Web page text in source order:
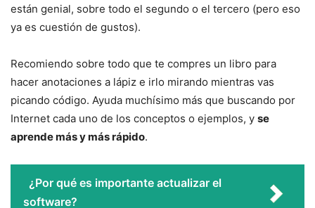
están genial, sobre todo el segundo o el tercero (pero eso
ya es cuestión de gustos).
Recomiendo sobre todo que te compres un libro para
hacer anotaciones a lápiz e irlo mirando mientras vas
picando código. Ayuda muchísimo más que buscando por
Internet cada uno de los conceptos o ejemplos, y se
aprende más y más rápido.
¿Por qué es importante actualizar el
software?